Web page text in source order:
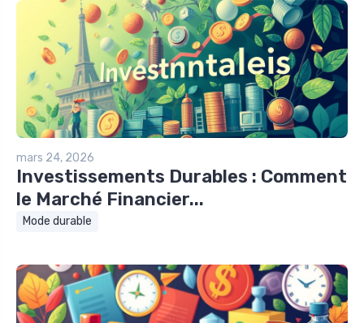
mars 24, 2026
Investissements Durables : Comment
le Marché Financier...
Mode durable